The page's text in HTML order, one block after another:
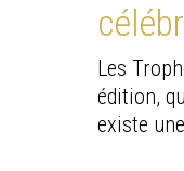
Les
édition,
existe